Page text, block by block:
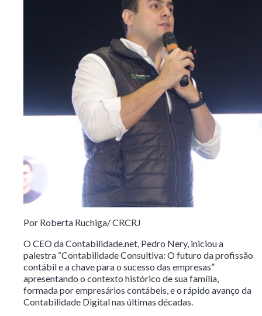
Por Roberta Ruchiga/ CRCRJ
O CEO da Contabilidade.net, Pedro Nery, iniciou a
palestra “Contabilidade Consultiva: O futuro da profissão
contábil e a chave para o sucesso das empresas”
apresentando o contexto histórico de sua família,
formada por empresários contábeis, e o rápido avanço da
Contabilidade Digital nas últimas décadas.